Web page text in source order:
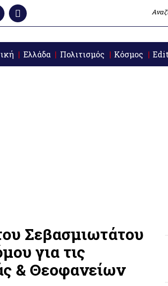
Ελλάδα Πολιτισμός Κόσμος
Σεβασμιωτάτου
για τις
& Θεοφανείων